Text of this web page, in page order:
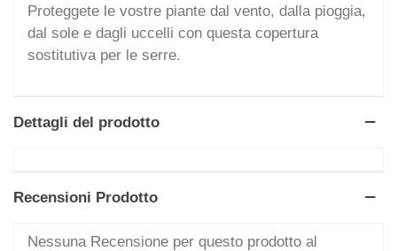
Proteggete le vostre piante dal vento, dalla pioggia,
dal sole e dagli uccelli con questa copertura
sostitutiva per le serre.
Dettagli del prodotto
Recensioni Prodotto
Nessuna Recensione per questo prodotto al